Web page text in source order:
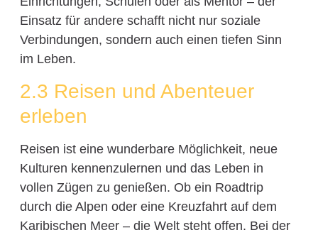
Einsatz für andere schafft nicht nur soziale
Verbindungen, sondern auch einen tiefen Sinn
im Leben.
2.3 Reisen und Abenteuer
erleben
Reisen ist eine wunderbare Möglichkeit, neue
Kulturen kennenzulernen und das Leben in
vollen Zügen zu genießen. Ob ein Roadtrip
durch die Alpen oder eine Kreuzfahrt auf dem
Karibischen Meer – die Welt steht offen. Bei der